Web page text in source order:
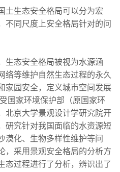
生态安全格局可以分为宏
不同尺度上安全格局针对的问
态安全格局被视为水源涵
络等维护自然生态过程的永久
家园安全，定义城市空间发展
国家环境保护部（原国家环
北京大学景观设计学研究院开
研究针对我国面临的水资源短
漠化、生物多样性维护等问
，采用景观安全格局的分析方
态过程进行了分析，辨识出了